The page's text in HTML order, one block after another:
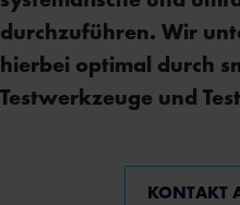
durchzuführen. Wir
hierbei optimal durch
Testwerkzeuge und
KONTAKT